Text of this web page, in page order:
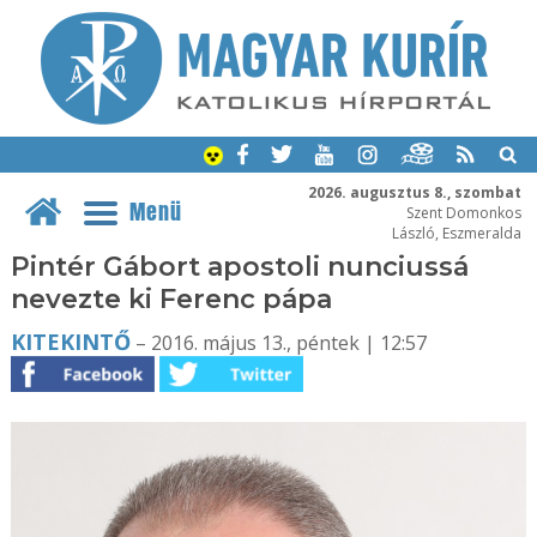
2026. augusztus 8., szombat
Szent Domonkos
László, Eszmeralda
Menü
Pintér Gábort apostoli nunciussá
nevezte ki Ferenc pápa
KITEKINTŐ– 2016. május 13., péntek | 12:57